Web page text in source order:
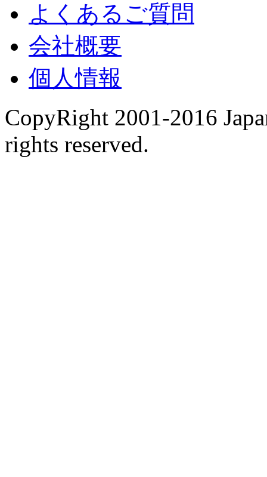
よくあるご質問
会社概要
個人情報
CopyRight 2001-2016
rights reserved.